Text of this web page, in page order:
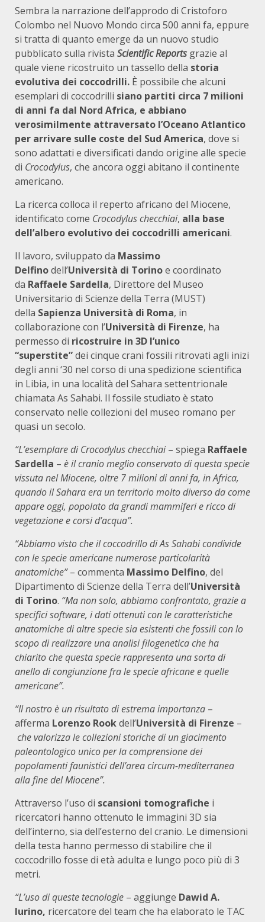
Sembra la narrazione dell’approdo di Cristoforo
Colombo nel Nuovo Mondo circa 500 anni fa, eppure
si tratta di quanto emerge da un nuovo studio
pubblicato sulla rivista Scientific Reportsgrazie al
quale viene ricostruito un tassello della storia
evolutiva dei coccodrilli. È possibile che alcuni
esemplari di coccodrilli siano partiti circa 7 milioni
di anni fa dal Nord Africa, e abbiano
verosimilmente attraversato l’Oceano Atlantico
per arrivare sulle coste del Sud America, dove si
sono adattati e diversificati dando origine alle specie
di Crocodylus, che ancora oggi abitano il continente
americano.
La ricerca colloca il reperto africano del Miocene,
identificato come Crocodylus checchiai, alla base
dell’albero evolutivo dei coccodrilli americani.
Il lavoro, sviluppato da Massimo
Delfinodell’Università di Torinoe coordinato
da Raffaele Sardella, Direttore del Museo
Universitario di Scienze della Terra (MUST)
della Sapienza Università di Roma, in
collaborazione con l’Università di Firenze, ha
permesso di ricostruire in 3D l’unico
“superstite”dei cinque crani fossili ritrovati agli inizi
degli anni ‘30 nel corso di una spedizione scientifica
in Libia, in una località del Sahara settentrionale
chiamata As Sahabi. Il fossile studiato è stato
conservato nelle collezioni del museo romano per
quasi un secolo.
“L’esemplare di Crocodylus checchiai – spiega Raffaele
Sardella – è il cranio meglio conservato di questa specie
vissuta nel Miocene, oltre 7 milioni di anni fa, in Africa,
quando il Sahara era un territorio molto diverso da come
appare oggi, popolato da grandi mammiferi e ricco di
vegetazione e corsi d’acqua”.
“Abbiamo visto che il coccodrillo di As Sahabi condivide
con le specie americane numerose particolarità
anatomiche”– commenta Massimo Delfino, del
Dipartimento di Scienze della Terra dell’Università
di Torino. “Ma non solo, abbiamo confrontato, grazie a
specifici software, i dati ottenuti con le caratteristiche
anatomiche di altre specie sia esistenti che fossili con lo
scopo di realizzare una analisi filogenetica che ha
chiarito che questa specie rappresenta una sorta di
anello di congiunzione fra le specie africane e quelle
americane”.
“Il nostro è un risultato di estrema importanza –
afferma Lorenzo Rookdell’Università di Firenze –
che valorizza le collezioni storiche di un giacimento
paleontologico unico per la comprensione dei
popolamenti faunistici dell’area circum-mediterranea
alla fine del Miocene”.
Attraverso l’uso di scansioni tomografiche i
ricercatori hanno ottenuto le immagini 3D sia
dell’interno, sia dell’esterno del cranio. Le dimensioni
della testa hanno permesso di stabilire che il
coccodrillo fosse di età adulta e lungo poco più di 3
metri.
“L’uso di queste tecnologie – aggiunge Dawid A.
Iurino, ricercatore del team che ha elaborato le TAC